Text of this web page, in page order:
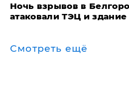
​Ночь взрывов в
атаковали ТЭЦ и
Смотреть ещё